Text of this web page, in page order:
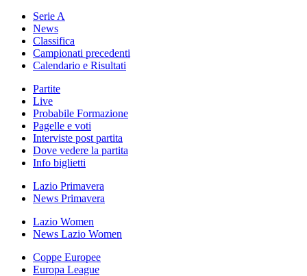
Serie A
News
Classifica
Campionati precedenti
Calendario e Risultati
Partite
Live
Probabile Formazione
Pagelle e voti
Interviste post partita
Dove vedere la partita
Info biglietti
Lazio Primavera
News Primavera
Lazio Women
News Lazio Women
Coppe Europee
Europa League